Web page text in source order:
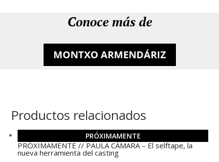
Conoce más de
MONTXO ARMENDÁRIZ
Productos relacionados
PRÓXIMAMENTE
PRÓXIMAMENTE // PAULA CÁMARA – El selftape, la
nueva herramienta del casting